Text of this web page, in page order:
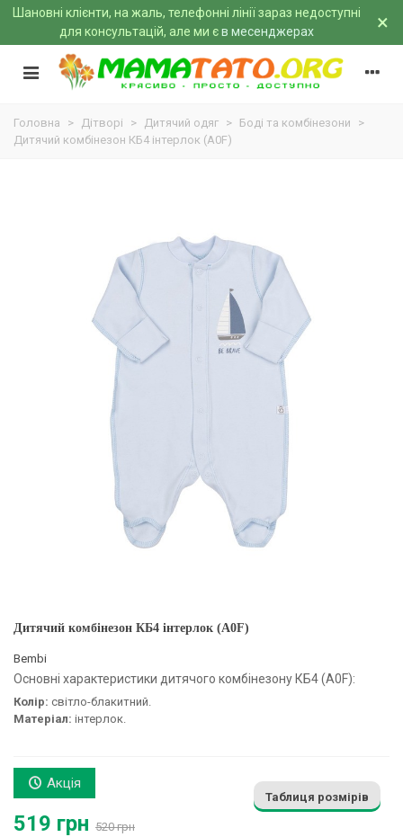
Шановні клієнти, на жаль, телефонні лінії зараз недоступні
для консультацій, але ми єв месенджерах ×
Головна > Дітворі > Дитячий одяг > Боді та комбінезони
>
Дитячий комбінезон КБ4 інтерлок (A0F)
Дитячий комбінезон КБ4 інтерлок (A0F)
Bembi
Основні характеристики дитячого комбінезону КБ4 (A0F):
Колір: світло-блакитний.
Матеріал: інтерлок.
Акція
519 грн 520 грн
Таблиця розмірів